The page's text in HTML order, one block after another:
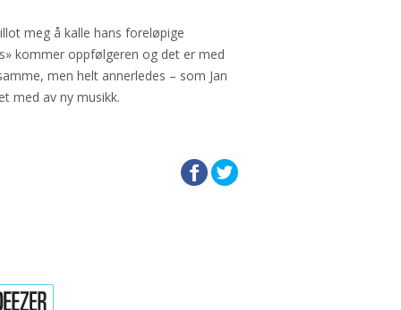
meg å kalle hans foreløpige
kommer oppfølgeren og det er med
men helt annerledes – som Jan
med av ny musikk.